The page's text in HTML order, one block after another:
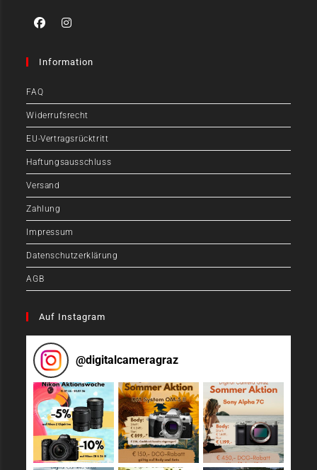
Information
FAQ
Widerrufsrecht
EU-Vertragsrücktritt
Haftungsausschluss
Versand
Zahlung
Impressum
Datenschutzerklärung
AGB
Auf Instagram
@digitalcameragraz